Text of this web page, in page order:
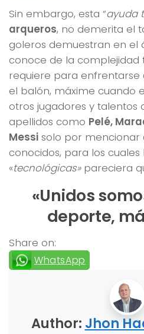
Sin embargo, esta “ayuda
arqueros, no demerita el
goleros demuestran en el
conoce de la complejidad
requiere para enfrentarse
el balón, máxime cuando
otros jugadores y talentos
apellidos como Pelé,
Messi solo por mencionar
conocidos, para los cuales
«tecnológicas»pareciera
«Unidos
deporte,
Share on:
WhatsApp
Author: Jhon